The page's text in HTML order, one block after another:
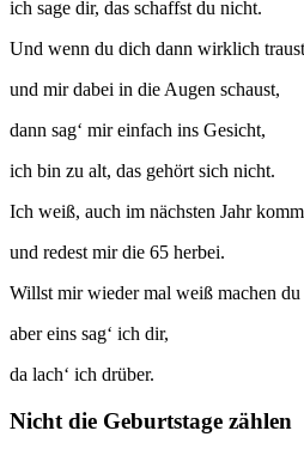
ich sage dir, das schaffst du nicht.
Und wenn du dich dann wirklich traust
und mir dabei in die Augen schaust,
dann sag‘ mir einfach ins Gesicht,
ich bin zu alt, das gehört sich nicht.
Ich weiß, auch im nächsten Jahr
und redest mir die 65 herbei.
Willst mir wieder mal weiß machen du
aber eins sag‘ ich dir,
da lach‘ ich drüber.
Nicht die Geburtstage zählen